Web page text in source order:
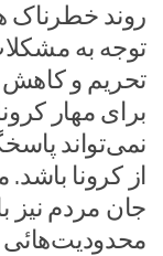
روند خطرناک
توجه به
تحریم و کاهش
برای مهار
نمی‌تواند
از کرونا
جان مردم نیز